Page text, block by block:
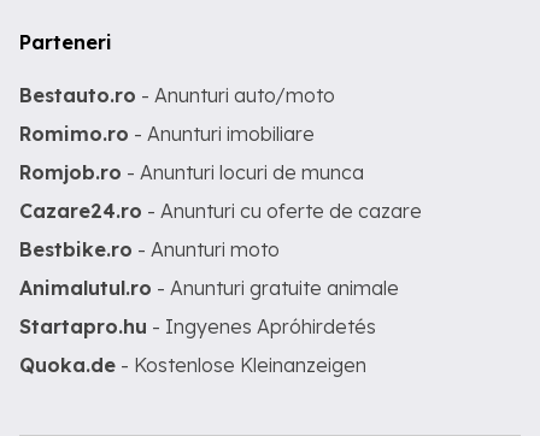
Parteneri
Bestauto.ro - Anunturi auto/moto
Romimo.ro - Anunturi imobiliare
Romjob.ro - Anunturi locuri de munca
Cazare24.ro - Anunturi cu oferte de cazare
Bestbike.ro - Anunturi moto
Animalutul.ro - Anunturi gratuite animale
Startapro.hu - Ingyenes Apróhirdetés
Quoka.de - Kostenlose Kleinanzeigen